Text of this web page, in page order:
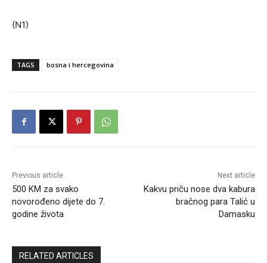
(N1)
TAGS bosna i hercegovina
Previous article
500 KM za svako
novorođeno dijete do 7.
godine života
Next article
Kakvu priču nose dva kabura
bračnog para Talić u
Damasku
RELATED ARTICLES